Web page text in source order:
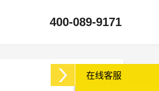
400-089-9171
在线客服